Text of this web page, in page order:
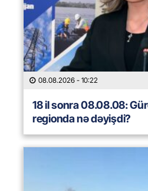
08.08.2026 - 10:22
18 il sonra 08.08.08:
regionda nə dəyişdi?